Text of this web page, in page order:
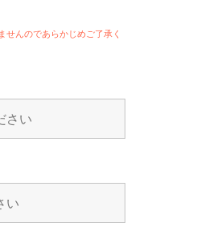
んのであらかじめご了承く